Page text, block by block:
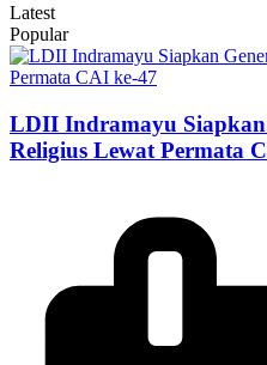
Latest
Popular
LDII Indramayu Siapkan
Religius Lewat Permata